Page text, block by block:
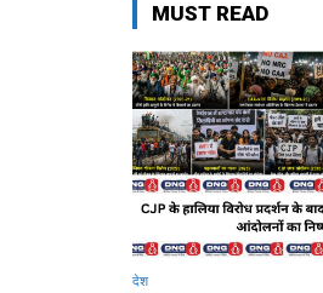
MUST READ
देश